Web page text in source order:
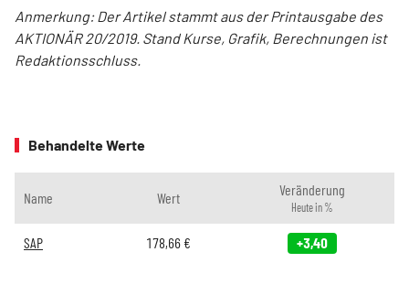
Anmerkung: Der Artikel stammt aus der Printausgabe des
AKTIONÄR 20/2019. Stand Kurse, Grafik, Berechnungen ist
Redaktionsschluss.
Behandelte Werte
Name Wert Veränderung
Heute in %
SAP 178,66 € +3,40